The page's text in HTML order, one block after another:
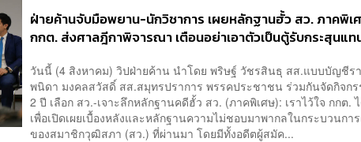
ฝ่ายค้านจับมือพยาน-นักวิชาการ เผยหลักฐานฮั้ว สว. ภาคพิเ
กกต. ส่งศาลฎีกาพิจารณา เตือนอย่าเอาตัวเป็นตู้รับกระสุนแท
วันนี้ (4 สิงหาคม) วิปฝ่ายค้าน นำโดย พริษฐ์ วัชรสินธุ สส.แบบบัญชีร
พนิดา มงคลสวัสดิ์ สส.สมุทรปราการ พรรคประชาชน ร่วมกันจัดกิจกร
2 ปี เลือก สว.-เจาะลึกหลักฐานคดีฮั้ว สว. (ภาคพิเศษ): เราไว้ใจ กกต.
เพื่อเปิดเผยเบื้องหลังและหลักฐานความไม่ชอบมาพากลในกระบวนการ
ของสมาชิกวุฒิสภา (สว.) ที่ผ่านมา โดยมีทั้งอดีตผู้สมัค...